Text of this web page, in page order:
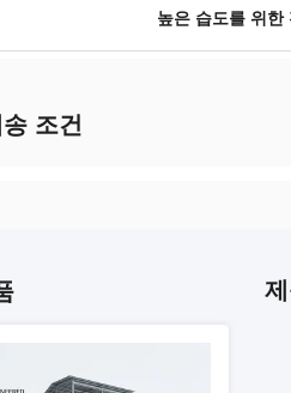
높은 습도를 위한
조건